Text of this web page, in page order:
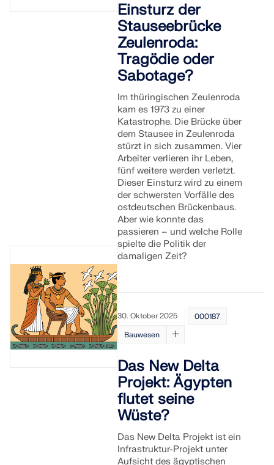
Einsturz der
Stauseebrücke
Zeulenroda:
Tragödie oder
Sabotage?
Im thüringischen Zeulenroda
kam es 1973 zu einer
Katastrophe. Die Brücke über
dem Stausee in Zeulenroda
stürzt in sich zusammen. Vier
Arbeiter verlieren ihr Leben,
fünf weitere werden verletzt.
Dieser Einsturz wird zu einem
der schwersten Vorfälle des
ostdeutschen Brückenbaus.
Aber wie konnte das
passieren – und welche Rolle
spielte die Politik der
damaligen Zeit?
30. Oktober 2025
000187
Bauwesen
Das New Delta
Projekt: Ägypten
flutet seine
Wüste?
Das New Delta Projekt ist ein
Infrastruktur-Projekt unter
Aufsicht des ägyptischen